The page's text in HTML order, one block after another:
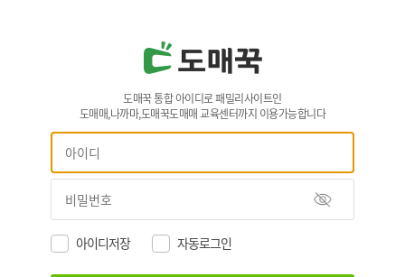
도매꾹 통합 아이디로 패밀리사이트인
도매매,나까마,도매꾹도매매 교육센터까지 이용가능합니다
아이디저장 자동로그인